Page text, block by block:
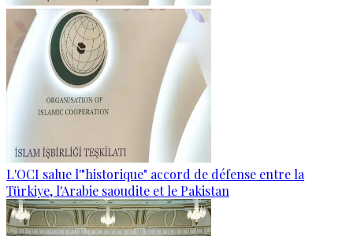
L'OCI salue l'"historique" accord de défense entre la
Türkiye, l'Arabie saoudite et le Pakistan